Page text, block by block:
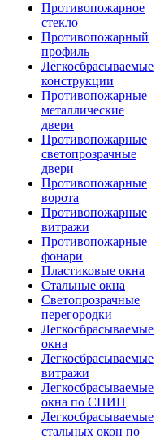
Противопожарное
стекло
Противопожарный
профиль
Легкосбрасываемые
конструкции
Противопожарные
металлические
двери
Противопожарные
светопрозрачные
двери
Противопожарные
ворота
Противопожарные
витражи
Противопожарные
фонари
Пластиковые окна
Стальные окна
Светопрозрачные
перегородки
Легкосбрасываемые
окна
Легкосбрасываемые
витражи
Легкосбрасываемые
окна по СНИП
Легкосбрасываемые
стальных окон по